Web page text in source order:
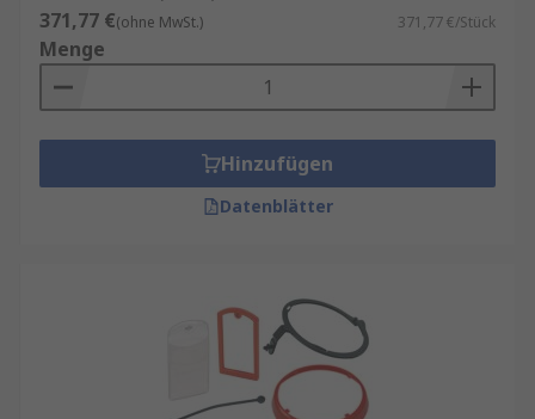
371,77 €(ohne MwSt.) 371,77 €/Stück
Menge
Hinzufügen
Datenblätter